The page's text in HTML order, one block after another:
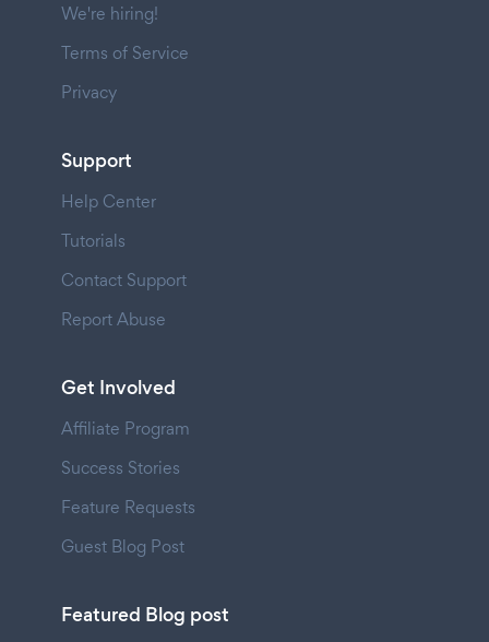
We're hiring!
Terms of Service
Privacy
Support
Help Center
Tutorials
Contact Support
Report Abuse
Get Involved
Affiliate Program
Success Stories
Feature Requests
Guest Blog Post
Featured Blog post